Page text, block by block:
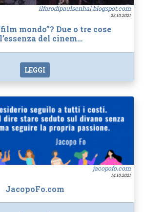
ilfarodipaulsenhal.blogspot.com
23.10.2021
mondo”? Due o tre cose
del cinem…
LEGGI
jacopofo.com
14.10.2021
JacopoFo.com